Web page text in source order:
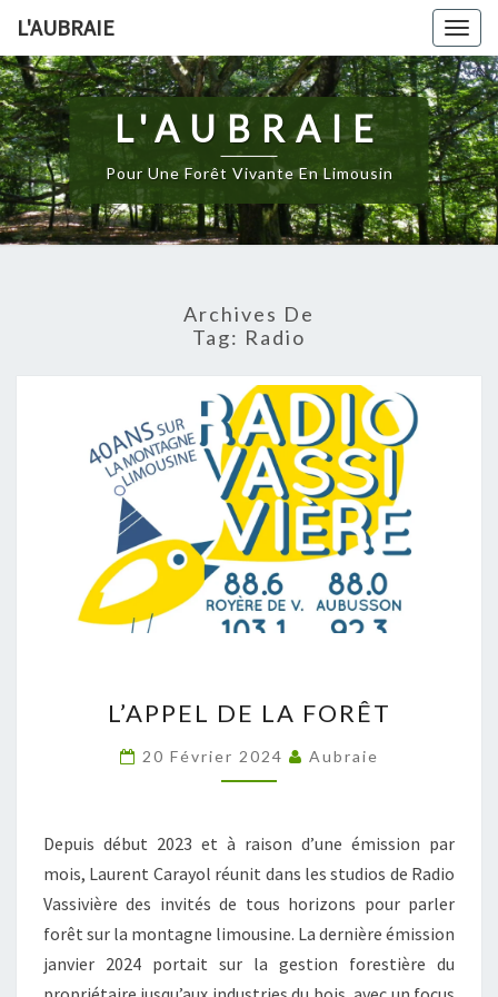
Skip
content
L'AUBRAIE
L'AUBRAIE
Pour Une Forêt Vivante En Limousin
Archives De
Tag: Radio
DE
LA
FORÊT
L’APPEL DE LA FORÊT
20 Février 2024 Aubraie
Depuis début 2023 et à raison d’une émission par
mois, Laurent Carayol réunit dans les studios de Radio
Vassivière des invités de tous horizons pour parler
forêt sur la montagne limousine. La dernière émission
janvier 2024 portait sur la gestion forestière du